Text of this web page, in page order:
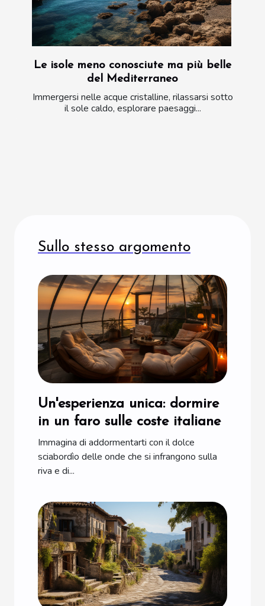
Le isole meno conosciute ma più belle
del Mediterraneo
Immergersi nelle acque cristalline, rilassarsi sotto
il sole caldo, esplorare paesaggi...
Sullo stesso argomento
Un'esperienza unica: dormire
in un faro sulle coste italiane
Immagina di addormentarti con il dolce
sciabordìo delle onde che si infrangono sulla
riva e di...